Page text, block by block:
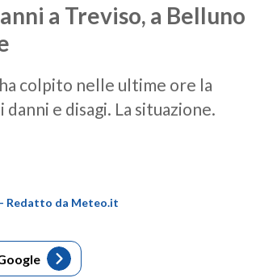
a Treviso, a Belluno
colpito nelle ultime ore la
e disagi. La situazione.
- Redatto da Meteo.it